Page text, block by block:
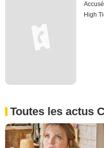
High
Toutes les actus